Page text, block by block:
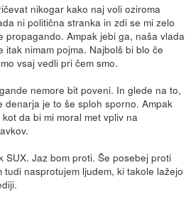
nikogar kako naj voli oziroma
ni politična stranka in zdi se mi zelo
propagando. Ampak jebi ga, naša vlada
itak nimam pojma. Najbolš bi blo če
vsaj vedli pri čem smo.
nemore bit poveni. In glede na to,
denarja je to še sploh sporno. Ampak
da bi mi moral met vpliv na
SUX. Jaz bom proti. Še posebej proti
nasprotujem ljudem, ki takole lažejo